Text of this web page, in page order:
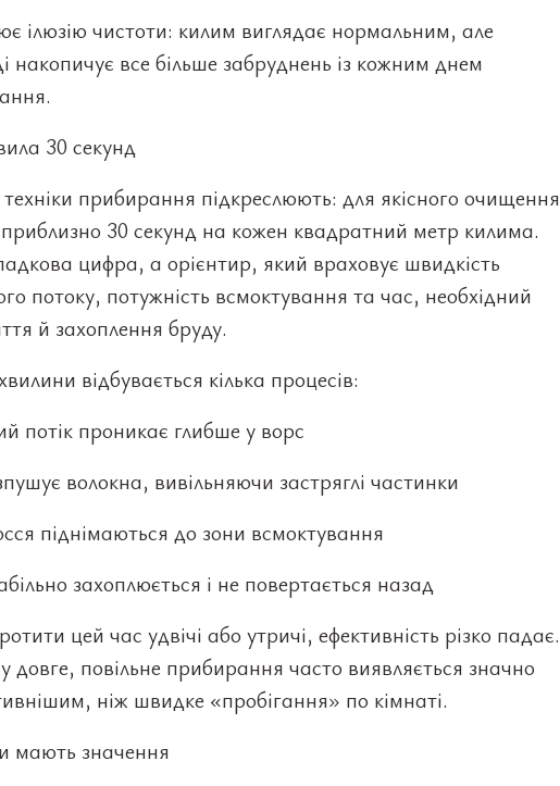
ілюзію чистоти: килим виглядає нормальним, але
накопичує все більше забруднень із кожним днем
30 секунд
техніки прибирання підкреслюють: для якісного очищення
30 секунд на кожен квадратний метр килима.
цифра, а орієнтир, який враховує швидкість
потоку, потужність всмоктування та час, необхідний
й захоплення бруду.
відбувається кілька процесів:
потік проникає глибше у ворс
волокна, вивільняючи застряглі частинки
піднімаються до зони всмоктування
захоплюється і не повертається назад
цей час удвічі або утричі, ефективність різко падає.
довге, повільне прибирання часто виявляється значно
ніж швидке «пробігання» по кімнаті.
мають значення